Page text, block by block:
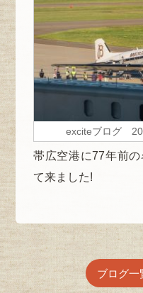
exciteブログ
帯広空港に77年前の
て来ました!
ブログ一